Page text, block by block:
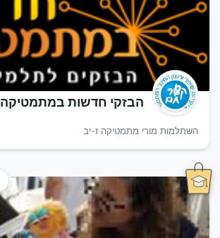
הבזקי חדשות במתמטיקה
השתלמות מורי מתמטיקה ז-יב